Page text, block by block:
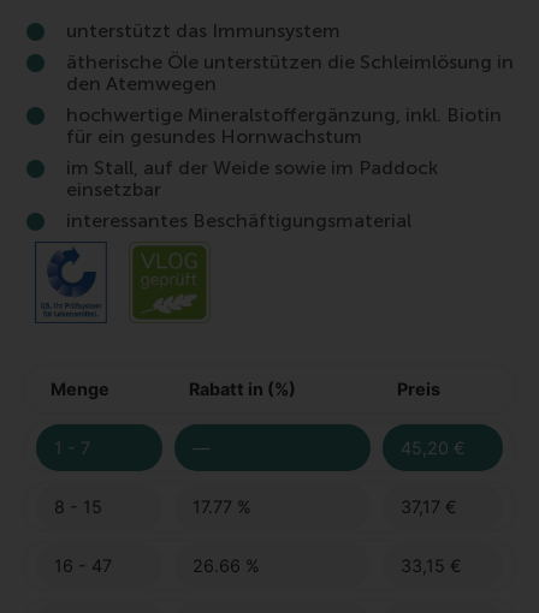
unterstützt das Immunsystem
ätherische Öle unterstützen die Schleimlösung in
den Atemwegen
hochwertige Mineralstoffergänzung, inkl. Biotin
für ein gesundes Hornwachstum
im Stall, auf der Weide sowie im Paddock
einsetzbar
interessantes Beschäftigungsmaterial
Menge Rabatt in (%) Preis
1 - 7 — 45,20 €
8 - 15 17.77 % 37,17 €
16 - 47 26.66 % 33,15 €